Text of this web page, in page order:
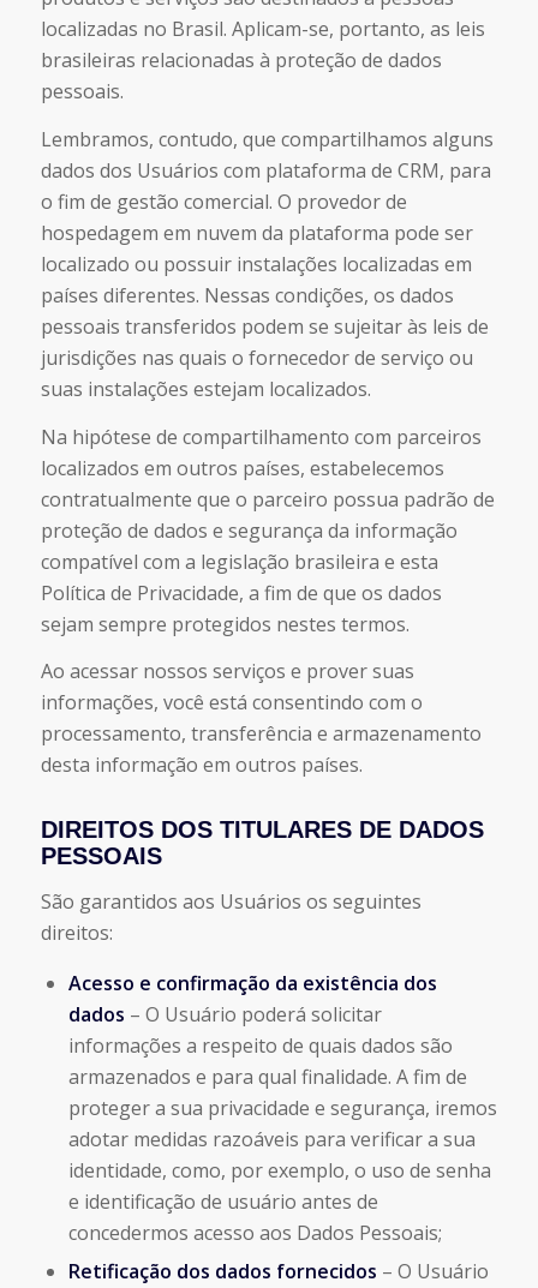
localizadas no Brasil. Aplicam-se, portanto, as leis
brasileiras relacionadas à proteção de dados
pessoais.
Lembramos, contudo, que compartilhamos alguns
dados dos Usuários com plataforma de CRM, para
o fim de gestão comercial. O provedor de
hospedagem em nuvem da plataforma pode ser
localizado ou possuir instalações localizadas em
países diferentes. Nessas condições, os dados
pessoais transferidos podem se sujeitar às leis de
jurisdições nas quais o fornecedor de serviço ou
suas instalações estejam localizados.
Na hipótese de compartilhamento com parceiros
localizados em outros países, estabelecemos
contratualmente que o parceiro possua padrão de
proteção de dados e segurança da informação
compatível com a legislação brasileira e esta
Política de Privacidade, a fim de que os dados
sejam sempre protegidos nestes termos.
Ao acessar nossos serviços e prover suas
informações, você está consentindo com o
processamento, transferência e armazenamento
desta informação em outros países.
DIREITOS DOS TITULARES DE DADOS
PESSOAIS
São garantidos aos Usuários os seguintes
direitos:
Acesso e confirmação da existência dos
dados – O Usuário poderá solicitar
informações a respeito de quais dados são
armazenados e para qual finalidade. A fim de
proteger a sua privacidade e segurança, iremos
adotar medidas razoáveis para verificar a sua
identidade, como, por exemplo, o uso de senha
e identificação de usuário antes de
concedermos acesso aos Dados Pessoais;
Retificação dos dados fornecidos – O Usuário